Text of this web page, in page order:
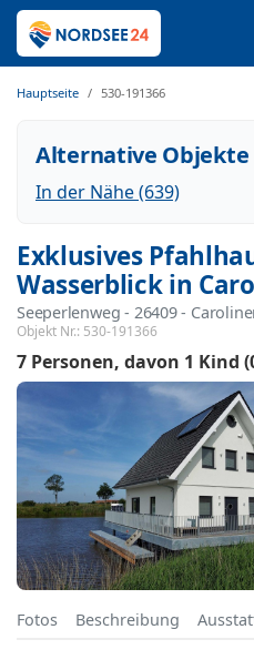
Hauptseite 530-191366
Alternative Objekte
In der Nähe (639)
Exklusives
Wasserblick in
Seeperlenweg - 26409 -
Objekt Nr.: 530-191366
7 Personen davon 1 Kind
Fotos Beschreibung